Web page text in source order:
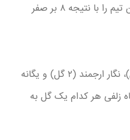
مصاف تیم کره جنوبی رفت و این تیم را با نتیجه ۸ بر صفر
در این دیدار عسل حیدری (۳گل)، نگار ارجمند (۲ گل) و یگانه
زلفی هر کدام یک گل به